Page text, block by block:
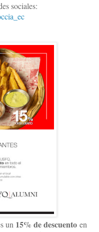
sociales:
un 15% de descuento en